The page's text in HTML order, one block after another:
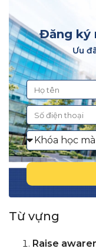
Đăng ký
Ưu
Từ vựng
Raise